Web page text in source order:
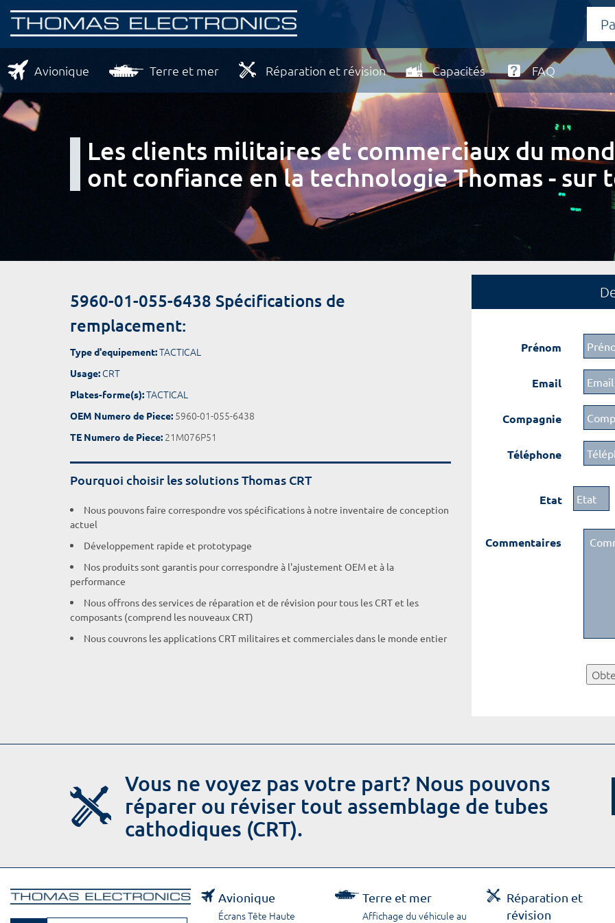
Avionique Terre et mer Réparation et révision Capacités FAQ
Les clients militaires et commerciaux du
ont confiance en la technologie Thomas - sur
5960-01-055-6438 Spécifications de
remplacement:
Type d'equipement:TACTICAL
Usage: CRT
Plates-forme(s):TACTICAL
OEM Numero de Piece: 5960-01-055-6438
TE Numero de Piece: 21M076P51
Pourquoi choisir les solutions Thomas CRT
Nous pouvons faire correspondre vos spécifications à notre inventaire de conception
actuel
Développement rapide et prototypage
Nos produits sont garantis pour correspondre à l'ajustement OEM et à la
performance
Nous offrons des services de réparation et de révision pour tous les CRT et les
composants (comprend les nouveaux CRT)
Nous couvrons les applications CRT militaires et commerciales dans le monde entier
Prénom
Email
Compagnie
Téléphone
Etat
Commentaires
Vous ne voyez pas votre part? Nous pouvons
réparer ou réviser tout assemblage de tubes
cathodiques (CRT).
Avionique
Écrans Tête Haute
Terre et mer
Affichage du véhicule au
Réparation et
révision